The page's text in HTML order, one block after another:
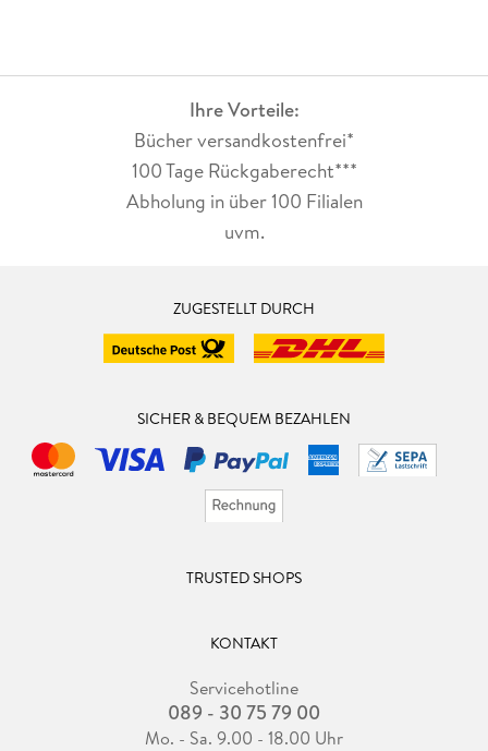
Ihre Vorteile:
Bücher versandkostenfrei*
100 Tage Rückgaberecht***
Abholung in über 100 Filialen
uvm.
ZUGESTELLT DURCH
SICHER & BEQUEM BEZAHLEN
TRUSTED SHOPS
KONTAKT
Servicehotline
089 - 30 75 79 00
Mo. - Sa. 9.00 - 18.00 Uhr